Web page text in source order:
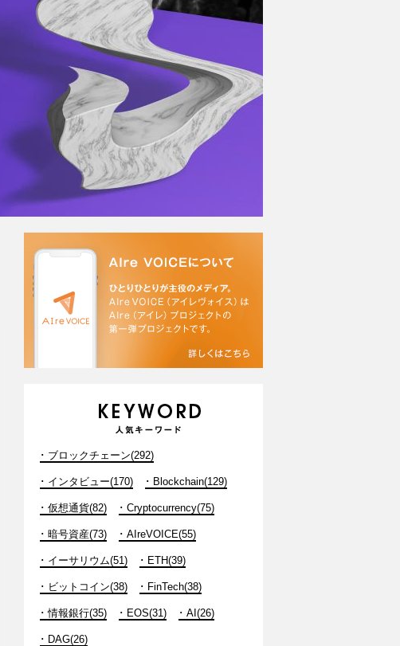
ブロックチェーン(292)
インタビュー(170) Blockchain(129)
仮想通貨(82) Cryptocurrency(75)
暗号資産(73) AIreVOICE(55)
イーサリウム(51) ETH(39)
ビットコイン(38) FinTech(38)
情報銀行(35) EOS(31) AI(26)
DAG(26)